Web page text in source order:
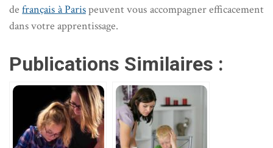
defrançais à Parispeuvent vous accompagner efficacement
dans votre apprentissage.
Publications Similaires :